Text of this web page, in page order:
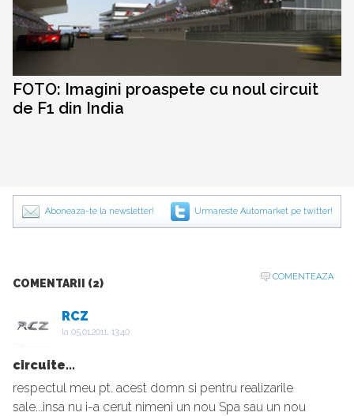
FOTO: Imagini proaspete cu noul circuit
de F1 din India
Aboneaza-te la newsletter! Urmareste Automarket pe twitter!
COMENTARII (2)
COMENTEAZA
RCZ
la 05.01.2011, 13:40
circuite...
respectul meu pt. acest domn si pentru realizarile
sale...insa nu i-a cerut nimeni un nou Spa sau un nou